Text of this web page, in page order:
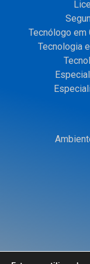
Tecnólogo em
Tecnologia